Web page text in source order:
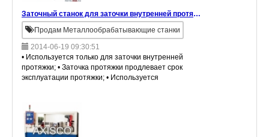
Заточный станок для заточки внутренней протяжки
Продам Металлообрабатывающие станки
2014-06-19 09:30:51
• Используется только для заточки внутренней
протяжки; • Заточка протяжки продлевает срок
эксплуатации протяжки; • Используется